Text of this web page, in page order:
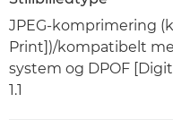
JPEG-komprimering
Print])/kompatibelt
system og DPOF
1.1